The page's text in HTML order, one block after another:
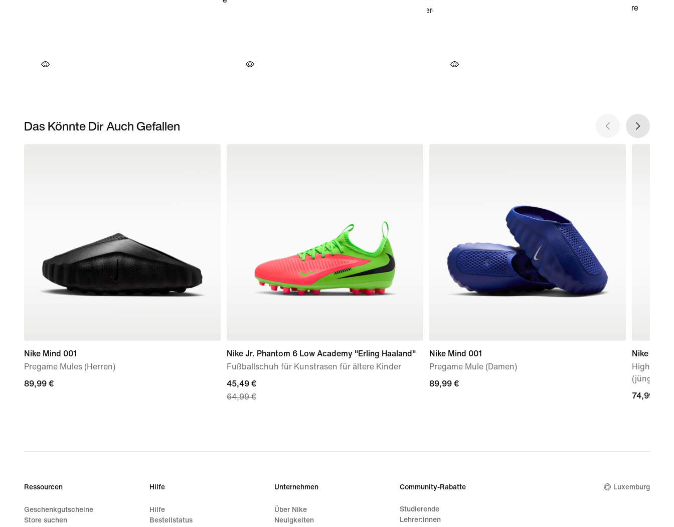
Das Könnte Dir Auch Gefallen
Nike Mind 001
Pregame Mules (Herren)
89,99 €
89,99 €
Nike Jr. Phantom 6 Low Academy "Erling Haaland"
Fußballschuh für Kunstrasen für ältere Kinder
current
price
64,99 €
45,49 €
64,99 €
Nike Mind 001
Pregame Mule (Damen)
89,99 €
89,99 €
Nike Jr.
High Top
(jüngere
74,99 €
74,99 €
Ressourcen
Geschenkgutscheine
Store suchen
Hilfe
Hilfe
Bestellstatus
Unternehmen
Über Nike
Neuigkeiten
Community-Rabatte
Studierende
Lehrer:innen
Luxemburg